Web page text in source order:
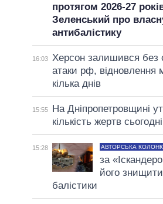
протягом 2026-27
Зеленський про
антибалістику
16:03
Херсон залишився без
атаки рф, відновлення
кілька днів
15:55
На Дніпропетровщині
кількість жертв
15:28 АВТОРСЬКА
за
його
балістики